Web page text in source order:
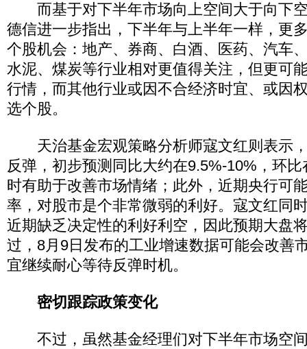
而基于对下半年市场向上空间大于向下
德信进一步指出，下半年与上半年一样，更
个股机会：地产、券商、白酒、医药、汽车
水泥、煤炭等行业相对更值得关注，但更可
行情，而其他行业或因不合经济时宜、或因
选个股。
天治基金宏观策略分析师寇文红则表示
反弹，初步预测同比大约在9.5%-10%，环
时有助于改善市场情绪；此外，近期央行可
率，对股市是个非常微弱的利好。寇文红同
近期缺乏决定性的利好利空，因此预期大盘
过，8月9日发布的工业增速数据可能会改善
宜继续耐心等待反弹时机。
密切跟踪政策变化
不过，虽然基金经理们对下半年市场空